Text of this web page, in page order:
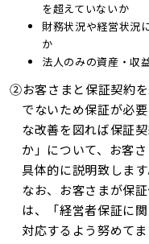
を超えていないか
財務状況や経営状況
か
法人のみの資産・収
②お客さまと保証契約
でないため保証が必
な改善を図れば保証
か」について、お客
具体的に説明致します
なお、お客さまが保
は、「経営者保証に
対応するよう努めてま